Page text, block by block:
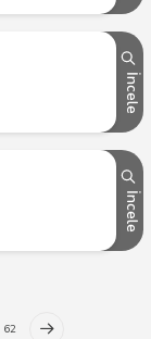
İncele
İncele
62